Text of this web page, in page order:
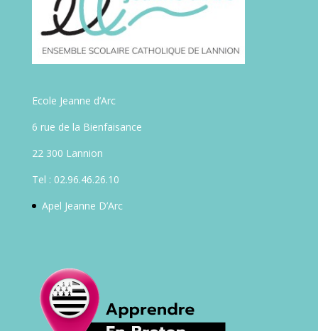
Ecole Jeanne d’Arc
6 rue de la Bienfaisance
22 300 Lannion
Tel : 02.96.46.26.10
Apel Jeanne D’Arc